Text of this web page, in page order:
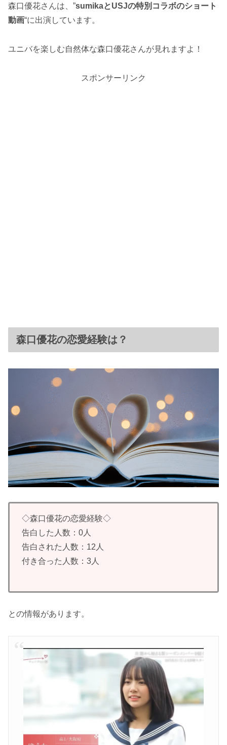
森口優花さんは、”sumikaとUSJの特別コラボのショート
動画“に出演しています。
ユニバを楽しむ自然体な森口優花さんが見れますよ！
スポンサーリンク
森口優花の恋愛経験は？
◇森口優花の恋愛経験◇
告白した人数：0人
告白された人数：12人
付き合った人数：3人
との情報があります。